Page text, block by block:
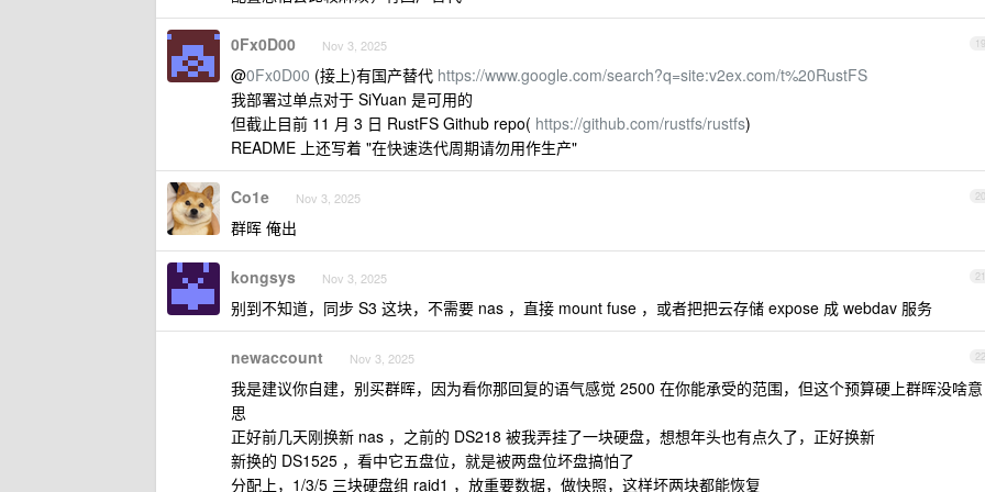
19
0Fx0D00 Nov 3, 2025
@0Fx0D00 (接上)有国产替代 https://www.google.com/search?q=site:v2ex.com/t%20RustFS
我部署过单点对于 SiYuan 是可用的
但截止目前 11 月 3 日 RustFS Github repo( https://github.com/rustfs/rustfs)
README 上还写着 "在快速迭代周期请勿用作生产"
20
Co1e Nov 3, 2025
群晖 俺出
21
kongsys Nov 3, 2025
别到不知道，同步 S3 这块，不需要 nas ，直接 mount fuse ，或者把把云存储 expose 成 webdav 服务
22
newaccount Nov 3, 2025
我是建议你自建，别买群晖，因为看你那回复的语气感觉 2500 在你能承受的范围，但这个预算硬上群晖没啥意
思
正好前几天刚换新 nas ，之前的 DS218 被我弄挂了一块硬盘，想想年头也有点久了，正好换新
新换的 DS1525 ，看中它五盘位，就是被两盘位坏盘搞怕了
分配上，1/3/5 三块硬盘组 raid1 ，放重要数据，做快照，这样坏两块都能恢复